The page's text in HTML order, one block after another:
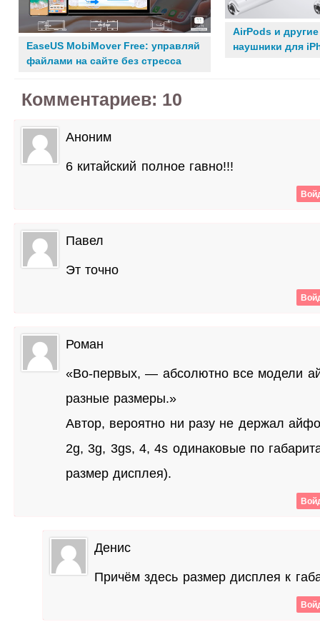
EaseUS MobiMover Free: управляй
файлами на сайте без стресса
AirPods и
наушники для
Комментариев: 10
Аноним
6 китайский полное гавно!!!
Павел
Эт точно
Роман
«Во-первых, — абсолютно все модели
разные размеры.»
Автор, вероятно ни разу не держал
2g, 3g, 3gs, 4, 4s одинаковые по
размер дисплея).
Денис
Причём здесь размер дисплея к